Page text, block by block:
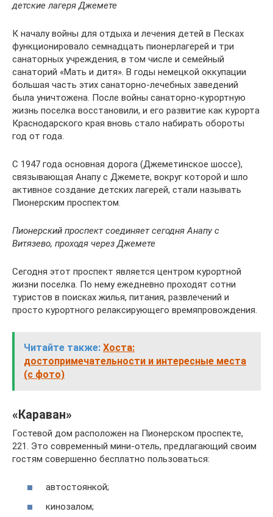
детские лагеря Джемете
К началу войны для отдыха и лечения детей в Песках
функционировало семнадцать пионерлагерей и три
санаторных учреждения, в том числе и семейный
санаторий «Мать и дитя». В годы немецкой оккупации
большая часть этих санаторно-лечебных заведений
была уничтожена. После войны санаторно-курортную
жизнь поселка восстановили, и его развитие как курорта
Краснодарского края вновь стало набирать обороты
год от года.
С 1947 года основная дорога (Джеметинское шоссе),
связывающая Анапу с Джемете, вокруг которой и шло
активное создание детских лагерей, стали называть
Пионерским проспектом.
Пионерский проспект соединяет сегодня Анапу с
Витязево, проходя через Джемете
Сегодня этот проспект является центром курортной
жизни поселка. По нему ежедневно проходят сотни
туристов в поисках жилья, питания, развлечений и
просто курортного релаксирующего времяпровождения.
Читайте также: Хоста:
достопримечательности и интересные места
(с фото)
«Караван»
Гостевой дом расположен на Пионерском проспекте,
221. Это современный мини-отель, предлагающий своим
гостям совершенно бесплатно пользоваться:
автостоянкой;
кинозалом;